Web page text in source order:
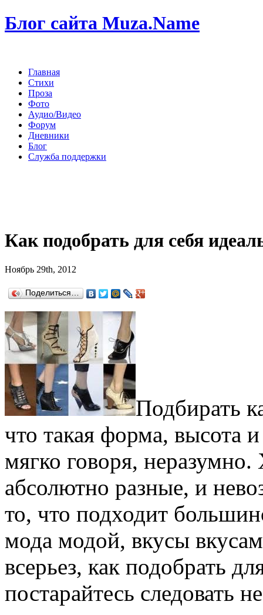
Блог сайта Muza.Name
Главная
Стихи
Проза
Фото
Аудио/Видео
Форум
Дневники
Блог
Служба поддержки
Как подобрать для себя
Ноябрь 29th, 2012
Поделиться…
Подбирать
что такая форма, высота
мягко говоря,
абсолютно разные, и
то, что подходит
мода модой, вкусы
всерьез, как подобрать
постарайтесь следовать